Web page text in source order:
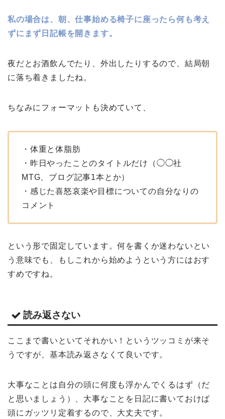
私の場合は、朝、仕事始める椅子に座ったら何も考え
ずにまず日記帳を開きます。
夜だとお酒飲んでたり、外出したりするので、結局朝
に落ち着きましたね。
ちなみにフォーマットも決めていて、
・体重と体脂肪
・昨日やったことのタイトルだけ（◯◯社
MTG、ブログ記事1本とか）
・感じた喜怒哀楽や目標についての自分なりの
コメント
という形で固定しています。何を書くか迷わないとい
う意味でも、もしこれから始めようという方にはおす
すめですね。
読み返さない
ここまで書いといてそれかい！というツッコミが来そ
うですが、基本読み返さなくて良いです。
大事なことは自分の頭に何度も浮かんでくるはず（だ
と思いましょう）、大事なことを日記に書いておけば
頭にガッツリ定着するので、大丈夫です。